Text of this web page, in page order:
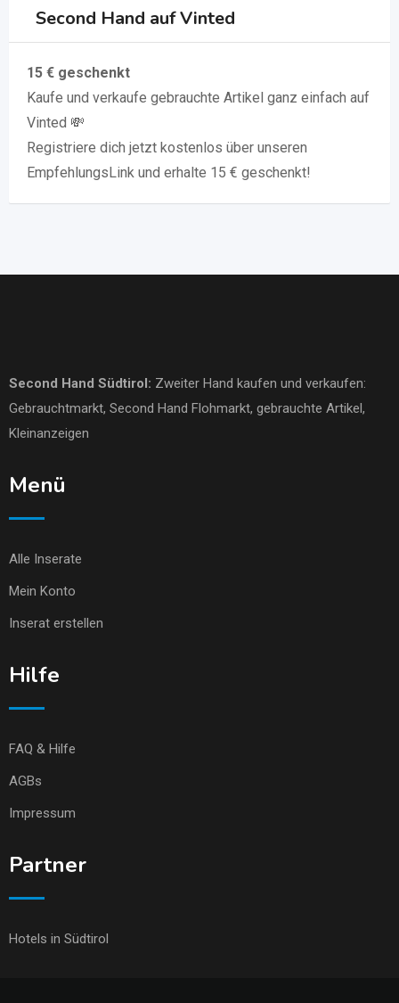
Second Hand auf Vinted
15 € geschenkt
Kaufe und verkaufe gebrauchte Artikel ganz einfach auf
Vinted 💸
Registriere dich jetzt kostenlos über unseren
EmpfehlungsLink und erhalte 15 € geschenkt!
Second Hand Südtirol: Zweiter Hand kaufen und verkaufen:
Gebrauchtmarkt, Second Hand Flohmarkt, gebrauchte Artikel,
Kleinanzeigen
Menü
Alle Inserate
Mein Konto
Inserat erstellen
Hilfe
FAQ & Hilfe
AGBs
Impressum
Partner
Hotels in Südtirol